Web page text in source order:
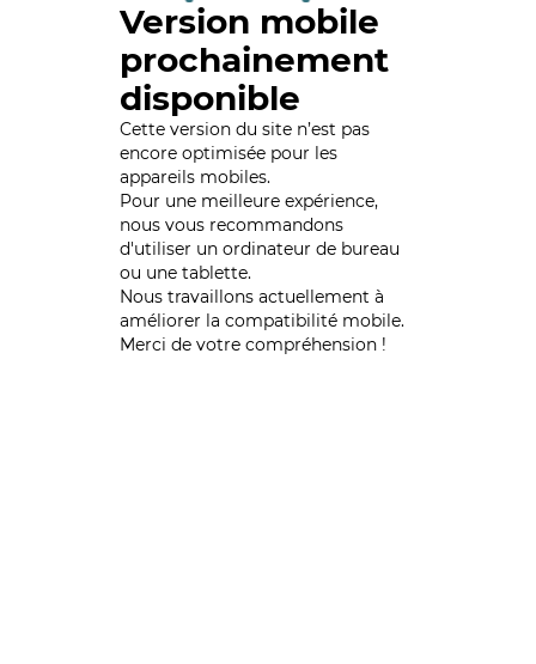
Version mobile
prochainement
disponible
Cette version du site n’est pas
encore optimisée pour les
appareils mobiles.
Pour une meilleure expérience,
nous vous recommandons
d'utiliser un ordinateur de bureau
ou une tablette.
Nous travaillons actuellement à
améliorer la compatibilité mobile.
Merci de votre compréhension !